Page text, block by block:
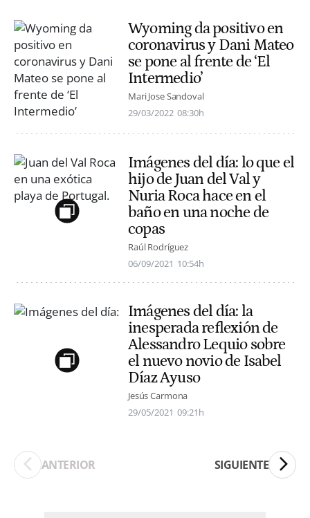
Wyoming da positivo en
coronavirus y Dani Mateo
se pone al frente de ‘El
Intermedio’
Mari Jose Sandoval
29/03/2022 08:30h
Imágenes del día: lo que el
hijo de Juan del Val y
Nuria Roca hace en el
baño en una noche de
copas
Raúl Rodríguez
06/09/2021 10:54h
Imágenes del día: la
inesperada reflexión de
Alessandro Lequio sobre
el nuevo novio de Isabel
Díaz Ayuso
Jesús Carmona
29/05/2021 09:21h
ANTERIOR SIGUIENTE